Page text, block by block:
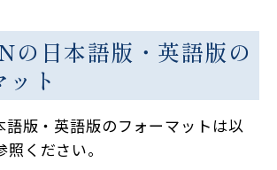
の日本語版・英語版の
ット
語版・英語版のフォーマットは以
ください。